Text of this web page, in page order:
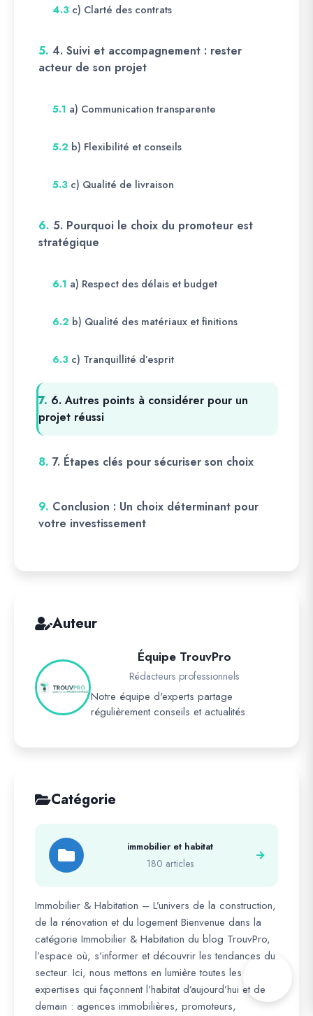
4.3 c) Clarté des contrats
5. 4. Suivi et accompagnement : rester
acteur de son projet
5.1 a) Communication transparente
5.2 b) Flexibilité et conseils
5.3 c) Qualité de livraison
6. 5. Pourquoi le choix du promoteur est
stratégique
6.1 a) Respect des délais et budget
6.2 b) Qualité des matériaux et finitions
6.3 c) Tranquillité d’esprit
7. 6. Autres points à considérer pour un
projet réussi
8. 7. Étapes clés pour sécuriser son choix
9. Conclusion : Un choix déterminant pour
votre investissement
Auteur
Équipe TrouvPro
Rédacteurs professionnels
Notre équipe d'experts partage
régulièrement conseils et actualités.
Catégorie
immobilier et habitat
180 articles
Immobilier & Habitation – L’univers de la construction,
de la rénovation et du logement Bienvenue dans la
catégorie Immobilier & Habitation du blog TrouvPro,
l’espace où, s’informer et découvrir les tendances du
secteur. Ici, nous mettons en lumière toutes les
expertises qui façonnent l’habitat d’aujourd’hui et de
demain : agences immobilières, promoteurs,